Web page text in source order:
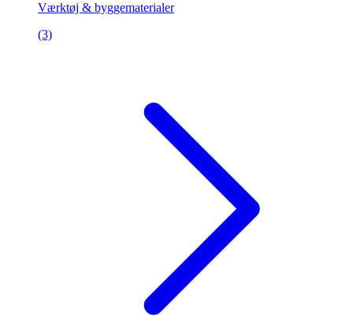
Værktøj & byggematerialer
(3)